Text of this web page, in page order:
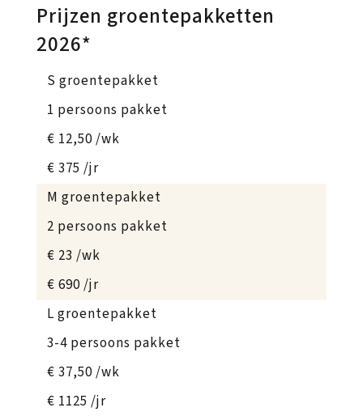
Prijzen groentepakketten
2026*
S groentepakket
1 persoons pakket
€ 12,50 /wk
€ 375 /jr
M groentepakket
2 persoons pakket
€ 23 /wk
€ 690 /jr
L groentepakket
3-4 persoons pakket
€ 37,50 /wk
€ 1125 /jr